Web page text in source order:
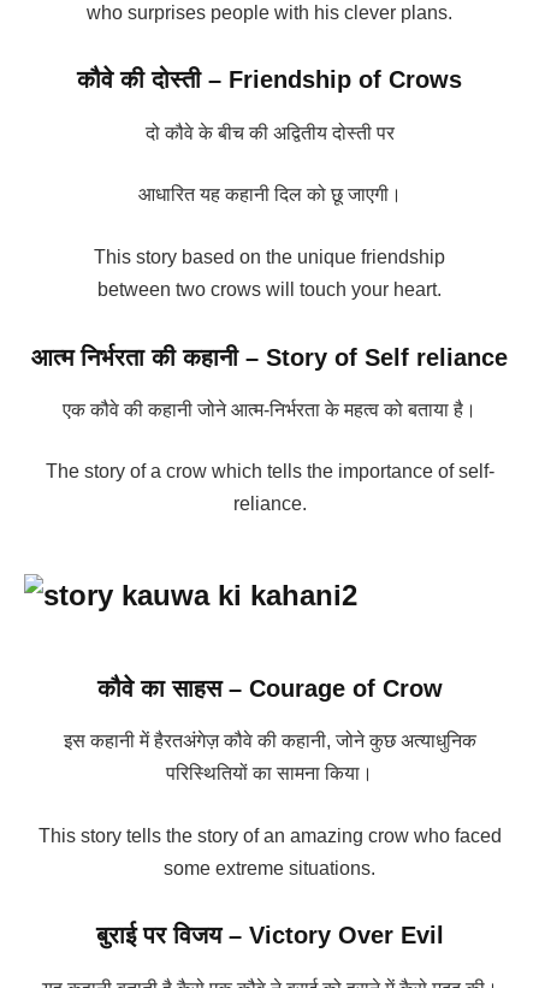
who surprises people with his clever plans.
कौवे की दोस्ती – Friendship of Crows
दो कौवे के बीच की अद्वितीय दोस्ती पर
आधारित यह कहानी दिल को छू जाएगी।
This story based on the unique friendship
between two crows will touch your heart.
आत्म निर्भरता की कहानी – Story of Self reliance
एक कौवे की कहानी जोने आत्म-निर्भरता के महत्व को बताया है।
The story of a crow which tells the importance of self-
reliance.
कौवे का साहस – Courage of Crow
इस कहानी में हैरतअंगेज़ कौवे की कहानी, जोने कुछ अत्याधुनिक
परिस्थितियों का सामना किया।
This story tells the story of an amazing crow who faced
some extreme situations.
बुराई पर विजय – Victory Over Evil